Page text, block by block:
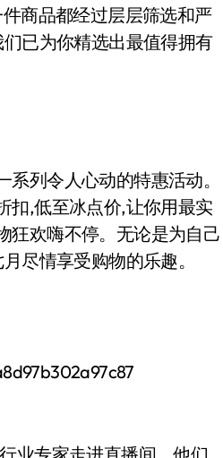
商品都经过层层筛选和严
已为你精选出最值得拥有
列令人心动的特惠活动。
扣,低至冰点价,让你用最实
狂欢嗨不停。无论是为自己
尽情享受购物的乐趣。